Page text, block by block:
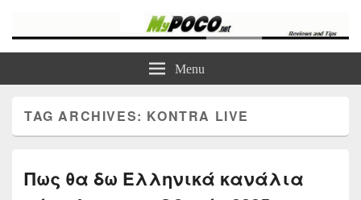
Τα καλύτερα Reviews , Συγκρίσεις , VPN , Webhosting
Menu
TAG ARCHIVES: KONTRA LIVE
Πως θα δω Ελληνικά κανάλια